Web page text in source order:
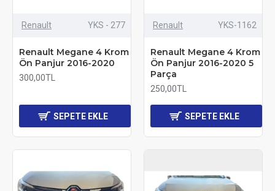
Renault YKS - 277
Renault Megane 4 Krom
Ön Panjur 2016-2020
300,00TL
SEPETE EKLE
Renault YKS-1162
Renault Megane 4 Krom
Ön Panjur 2016-2020 5
Parça
250,00TL
SEPETE EKLE